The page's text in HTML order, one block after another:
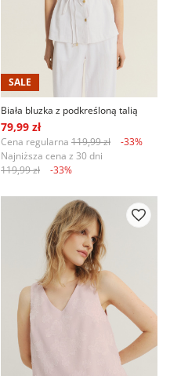
SALE
Biała bluzka z podkreśloną talią
79,99 zł
Cena regularna 119,99 zł
-33%
Najniższa cena z 30 dni
119,99 zł
-33%